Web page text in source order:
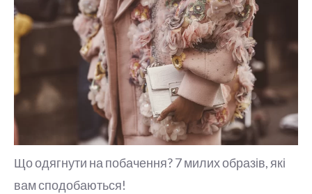
Що одягнути на побачення? 7 милих образів, які
вам сподобаються!